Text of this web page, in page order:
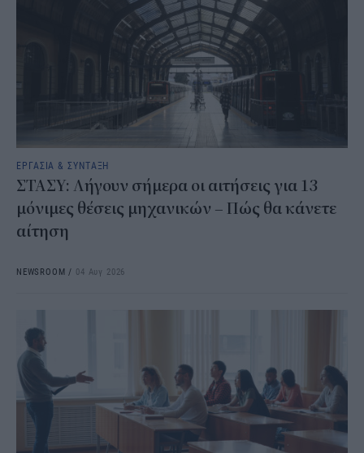
ΕΡΓΑΣΙΑ & ΣΥΝΤΑΞΗ
ΣΤΑΣΥ: Λήγουν σήμερα οι αιτήσεις για 13
μόνιμες θέσεις μηχανικών – Πώς θα κάνετε
αίτηση
NEWSROOM / 04 Αυγ 2026